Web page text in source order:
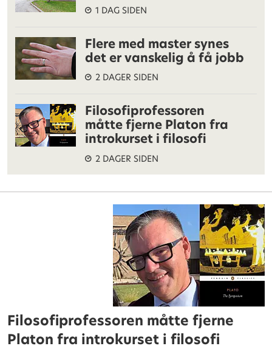
1 DAG SIDEN
Flere med master synes
det er vanskelig å få jobb
2 DAGER SIDEN
Filosofiprofessoren
måtte fjerne Platon fra
introkurset i filosofi
2 DAGER SIDEN
Filosofiprofessoren måtte fjerne
Platon fra introkurset i filosofi